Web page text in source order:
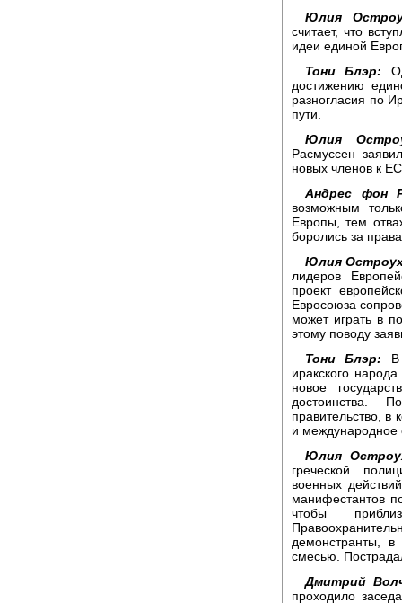
Юлия
считает, что
идеи единой
Тони Блэр:
достижению
разногласия по
пути.
Юлия
Расмуссен
новых членов к
Андрес фон
возможным
Европы, тем
боролись за
Юлия
лидеров
проект
Евросоюза
может играть в
этому поводу
Тони Блэр: В
иракского
новое
достоинства.
правительство, в
и международное
Юлия
греческой
военных
манифестантов
чтобы
демонстранты, в
смесью.
Дмитрий
проходило